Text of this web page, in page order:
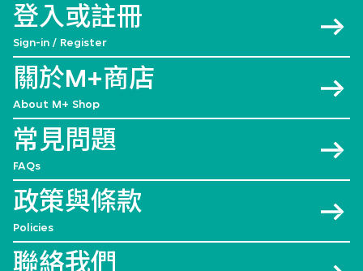
登入或註冊
Sign-in / Register
關於M+商店
About M+ Shop
常見問題
FAQs
政策與條款
Policies
聯絡我們